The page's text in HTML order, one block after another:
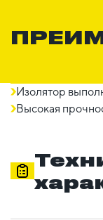
Изолятор
Высокая